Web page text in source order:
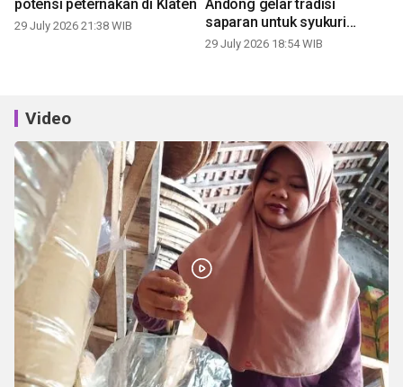
potensi peternakan di Klaten
29 July 2026 21:38 WIB
Andong gelar tradisi
saparan untuk syukuri
panen
29 July 2026 18:54 WIB
Video